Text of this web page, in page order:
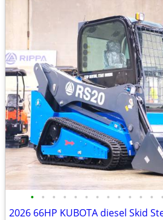
• • • • • • • • • • • • •